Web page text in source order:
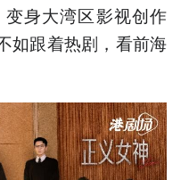
变身大湾区影视创作
如跟着热剧，看前海